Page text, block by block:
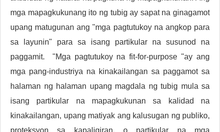
mga mapagkukunang ito ng tubig ay sapat na ginagamot
upang matugunan ang "mga pagtutukoy na angkop para
sa layunin" para sa isang partikular na susunod na
paggamit. "Mga pagtutukoy na fit-for-purpose "ay ang
mga pang-industriya na kinakailangan sa paggamot sa
halaman ng halaman upang magdala ng tubig mula sa
isang partikular na mapagkukunan sa kalidad na
kinakailangan, upang matiyak ang kalusugan ng publiko,